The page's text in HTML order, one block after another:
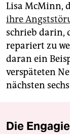
Lisa McMinn,
ihre
schrieb darin,
repariert zu
daran ein
verspäteten
nächsten
Die